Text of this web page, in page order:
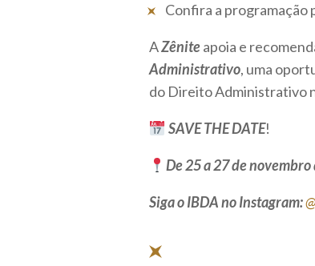
Confira a programação
AZêniteapoia e
Administrativo, uma
do Direito Administrativo
SAVE THE DATE!
De 25 a 27 de
Siga o IBDA no Instagram: